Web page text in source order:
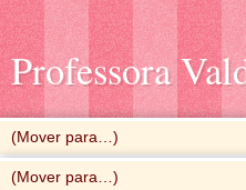
Professora